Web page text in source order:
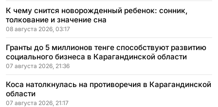
К чему снится новорожденный ребенок: сонник,
толкование и значение сна
08 августа 2026, 03:17
Гранты до 5 миллионов тенге способствуют развитию
социального бизнеса в Карагандинской области
07 августа 2026, 21:36
Коса натолкнулась на противоречия в Карагандинской
области
07 августа 2026, 21:17